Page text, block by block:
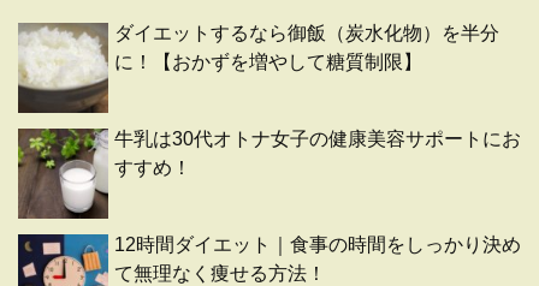
ダイエットするなら御飯（炭水化物）を半分
に！【おかずを増やして糖質制限】
牛乳は30代オトナ女子の健康美容サポートにお
すすめ！
12時間ダイエット｜食事の時間をしっかり決め
て無理なく痩せる方法！